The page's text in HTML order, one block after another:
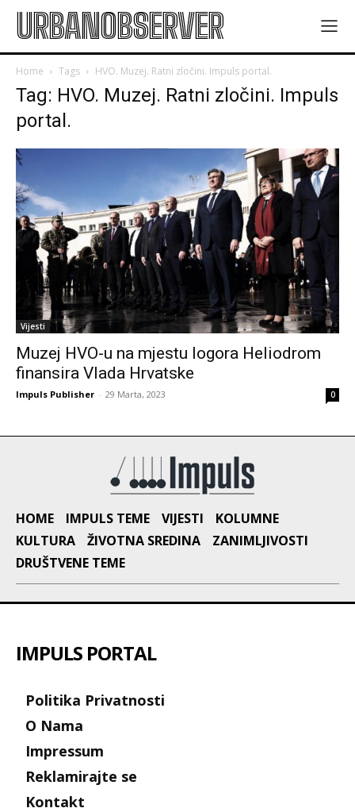
URBANOBSERVER
Home Tags HVO. Muzej. Ratni zločini. Impuls portal.
Tag: HVO. Muzej. Ratni zločini. Impuls
portal.
Vijesti
Muzej HVO-u na mjestu logora Heliodrom
finansira Vlada Hrvatske
Impuls Publisher - 29 Marta, 2023 0
HOME IMPULS TEME VIJESTI
KOLUMNE
KULTURA
ŽIVOTNA SREDINA
ZANIMLJIVOSTI
DRUŠTVENE TEME
IMPULS PORTAL
Politika Privatnosti
O Nama
Impressum
Reklamirajte se
Kontakt